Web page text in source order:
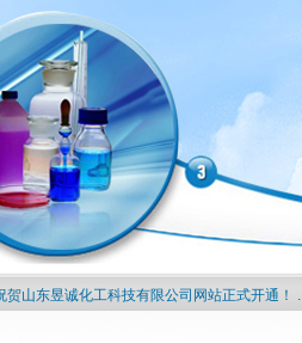
贺山东昱诚化工科技有限公司网站正式开通！